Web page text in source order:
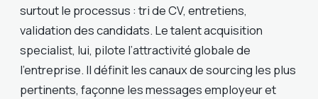
surtout le processus : tri de CV, entretiens,
validation des candidats. Le talent acquisition
specialist, lui, pilote l’attractivité globale de
l’entreprise. Il définit les canaux de sourcing les plus
pertinents, façonne les messages employeur et